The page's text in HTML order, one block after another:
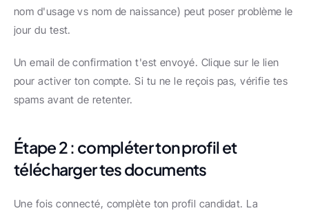
nom d'usage vs nom de naissance) peut poser problème le
jour du test.
Un email de confirmation t'est envoyé. Clique sur le lien
pour activer ton compte. Si tu ne le reçois pas, vérifie tes
spams avant de retenter.
Étape 2 : compléter ton profil et
télécharger tes documents
Une fois connecté, complète ton profil candidat. La